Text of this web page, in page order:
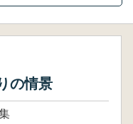
の情景